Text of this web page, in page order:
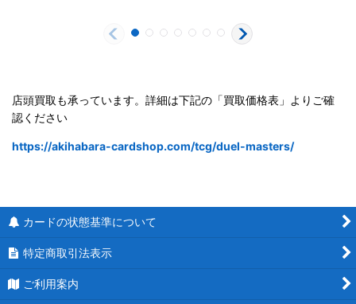
店頭買取も承っています。詳細は下記の「買取価格表」よりご確
認ください
https://akihabara-cardshop.com/tcg/duel-masters/
カードの状態基準について
特定商取引法表示
ご利用案内